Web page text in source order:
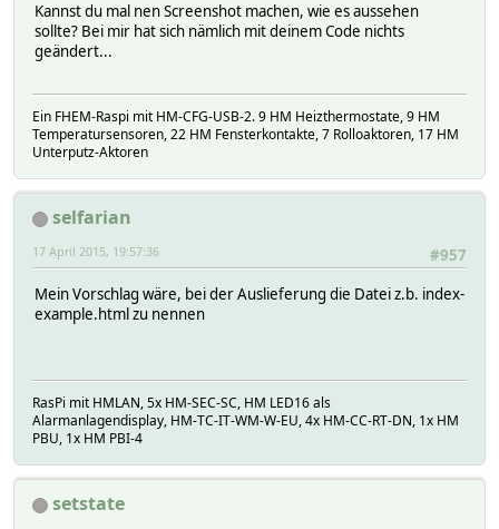
Kannst du mal nen Screenshot machen, wie es aussehen
sollte? Bei mir hat sich nämlich mit deinem Code nichts
geändert...
Ein FHEM-Raspi mit HM-CFG-USB-2. 9 HM Heizthermostate, 9 HM
Temperatursensoren, 22 HM Fensterkontakte, 7 Rolloaktoren, 17 HM
Unterputz-Aktoren
selfarian
#957
17 April 2015, 19:57:36
Mein Vorschlag wäre, bei der Auslieferung die Datei z.b. index-
example.html zu nennen
RasPi mit HMLAN, 5x HM-SEC-SC, HM LED16 als
Alarmanlagendisplay, HM-TC-IT-WM-W-EU, 4x HM-CC-RT-DN, 1x HM
PBU, 1x HM PBI-4
setstate